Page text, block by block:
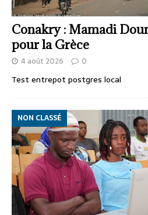
Conakry : Mamadi
pour la Grèce
4 août 2026 0
Test entrepot postgres local
NON CLASSÉ